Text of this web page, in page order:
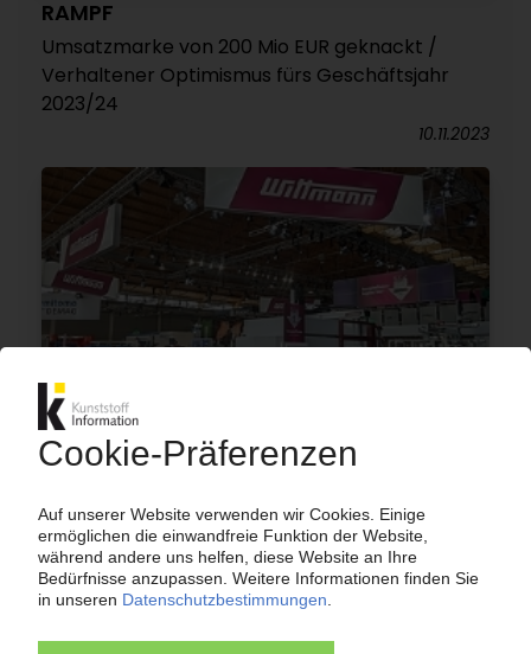
RAMPF
Umsatzmarke von 200 Mio EUR geknackt /
Verhaltener Optimismus fürs Geschäftsjahr
2023/24
10.11.2023
WITTMANN
Spritzgießmaschinenbauer erwartet Plus beim
Umsatz / Aussichten für 2024 aber mau /
Werksneubau in Ungarn